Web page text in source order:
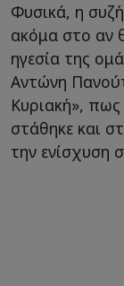
Φυσικά, η
ακόμα στο αν
ηγεσία της
Αντώνη
Κυριακή»,
στάθηκε και
την ενίσχυση